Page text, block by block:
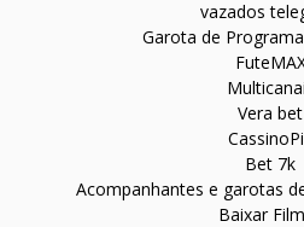
vazados
Garota de
Vera bet
Bet 7k
Acompanhantes e garotas
Baixar